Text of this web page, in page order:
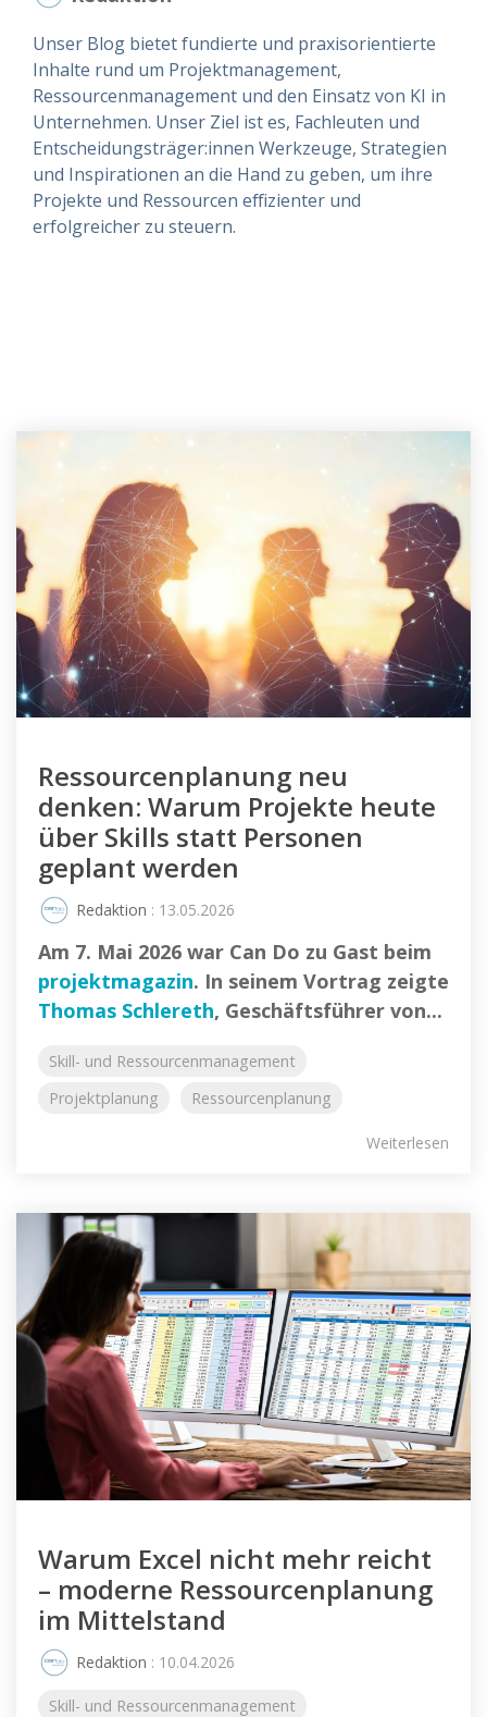
Unser Blog bietet fundierte und praxisorientierte
Inhalte rund um Projektmanagement,
Ressourcenmanagement und den Einsatz von KI in
Unternehmen. Unser Ziel ist es, Fachleuten und
Entscheidungsträger:innen Werkzeuge, Strategien
und Inspirationen an die Hand zu geben, um ihre
Projekte und Ressourcen effizienter und
erfolgreicher zu steuern.
Ressourcenplanung neu
denken: Warum Projekte heute
über Skills statt Personen
geplant werden
Redaktion : 13.05.2026
Am 7. Mai 2026 war Can Do zu Gast beim
projektmagazin. In seinem Vortrag zeigte
Thomas Schlereth, Geschäftsführer von...
Skill- und Ressourcenmanagement
Projektplanung
Ressourcenplanung
Weiterlesen
Warum Excel nicht mehr reicht
– moderne Ressourcenplanung
im Mittelstand
Redaktion : 10.04.2026
Skill- und Ressourcenmanagement